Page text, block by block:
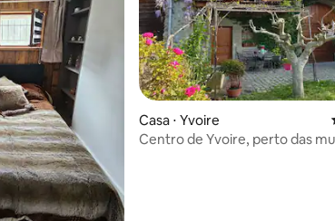
Casa ⋅ Yvoire
Centro de Yvoire, perto das